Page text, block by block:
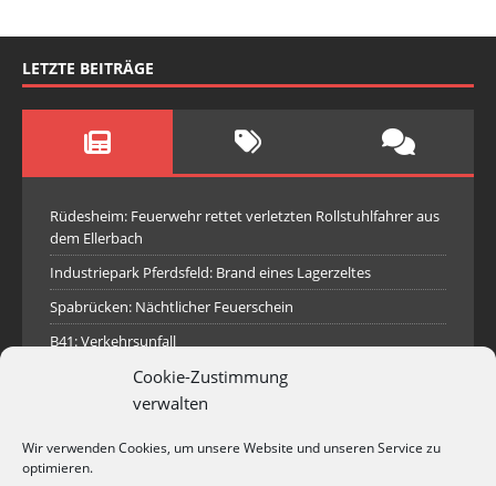
Cookie-Zustimmung
verwalten
Wir verwenden Cookies, um unsere Website und unseren Service zu
optimieren.
LETZTE BEITRÄGE
Rüdesheim: Feuerwehr rettet verletzten Rollstuhlfahrer aus
dem Ellerbach
Industriepark Pferdsfeld: Brand eines Lagerzeltes
Spabrücken: Nächtlicher Feuerschein
B41: Verkehrsunfall
Traisen: Rauchsäule im Gelände
Hilfeleistungseinsatz Rotenfels
Empfang des neuen Tanklöschfahrzeugs für die
Stützpunktfeuerwehr Waldböckelheim